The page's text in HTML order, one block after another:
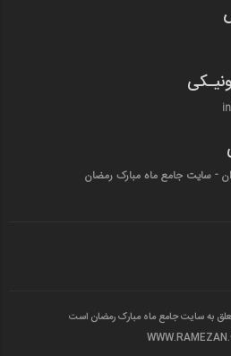
- سایت جامع ماه مبارک رمضان
به سایت جامع ماه مبارک رمضان است